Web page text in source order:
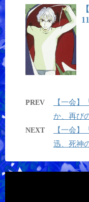
PREV
【一会
か、再び
NEXT
【一会
迅、死神